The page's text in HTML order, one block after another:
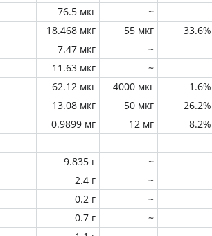
76.5 мкг
~
18.468 мкг 55 мкг 33.6%
7.47 мкг
~
11.63 мкг
~
62.12 мкг 4000 мкг 1.6%
13.08 мкг 50 мкг 26.2%
0.9899 мг 12 мг 8.2%
9.835 г
~
2.4 г
~
0.2 г
~
0.7 г
~